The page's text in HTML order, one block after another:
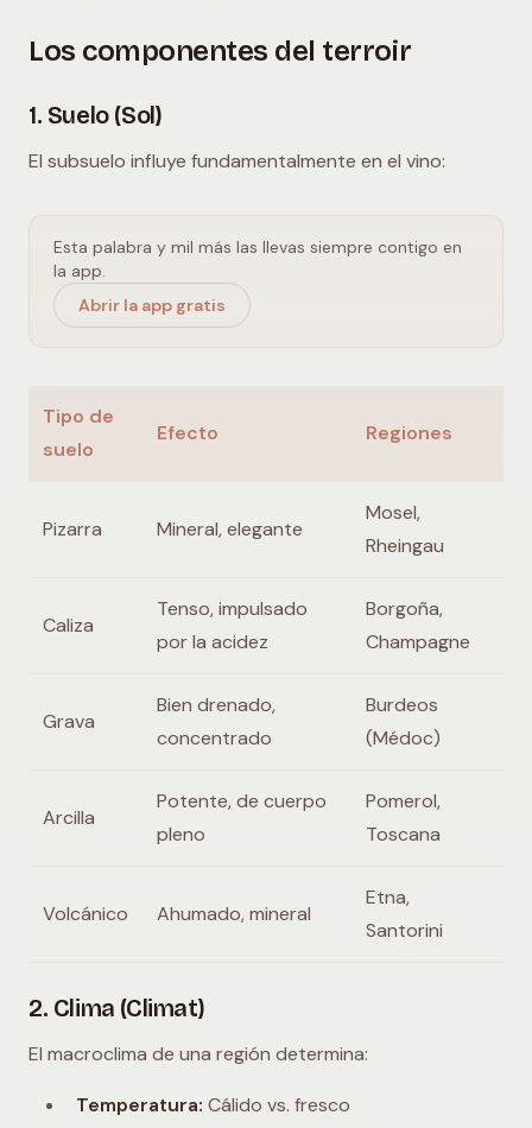
Los componentes del terroir
1. Suelo (Sol)
El subsuelo influye fundamentalmente en el vino:
Esta palabra y mil más las llevas siempre contigo en
la app.
Abrir la app gratis
Tipo de
suelo
Efecto Regiones
Pizarra Mineral, elegante
Mosel,
Rheingau
Caliza
Tenso, impulsado
por la acidez
Borgoña,
Champagne
Grava
Bien drenado,
concentrado
Burdeos
(Médoc)
Arcilla
Potente, de cuerpo
pleno
Pomerol,
Toscana
Volcánico Ahumado, mineral
Etna,
Santorini
2. Clima (Climat)
El macroclima de una región determina:
Temperatura: Cálido vs. fresco